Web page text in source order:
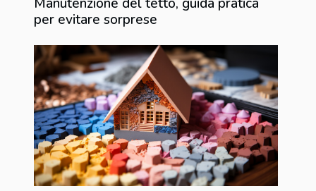
per evitare sorprese